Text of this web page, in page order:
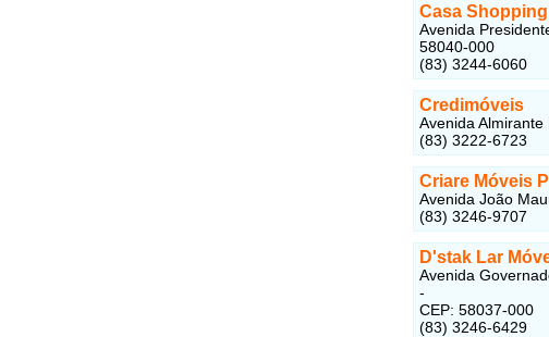
Casa Shopping
Avenida
58040-000
(83) 3244-6060
Credimóveis
Avenida
(83) 3222-6723
Criare Móveis
Avenida João
(83) 3246-9707
D'stak Lar
Avenida
-
CEP: 58037-000
(83) 3246-6429